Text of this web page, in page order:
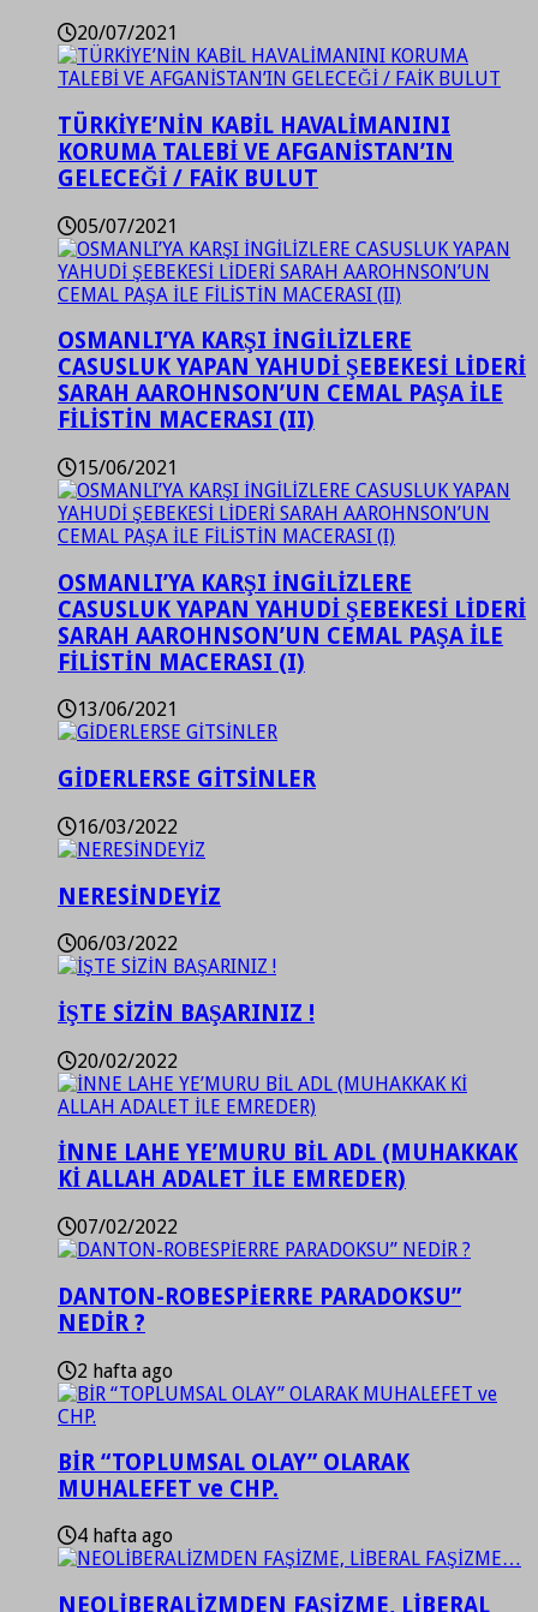
20/07/2021
TÜRKİYE’NİN KABİL HAVALİMANINI
KORUMA TALEBİ VE AFGANİSTAN’IN
GELECEĞİ / FAİK BULUT
05/07/2021
OSMANLI’YA KARŞI İNGİLİZLERE
CASUSLUK YAPAN YAHUDİ ŞEBEKESİ LİDERİ
SARAH AAROHNSON’UN CEMAL PAŞA İLE
FİLİSTİN MACERASI (II)
15/06/2021
OSMANLI’YA KARŞI İNGİLİZLERE
CASUSLUK YAPAN YAHUDİ ŞEBEKESİ LİDERİ
SARAH AAROHNSON’UN CEMAL PAŞA İLE
FİLİSTİN MACERASI (I)
13/06/2021
GİDERLERSE GİTSİNLER
16/03/2022
NERESİNDEYİZ
06/03/2022
İŞTE SİZİN BAŞARINIZ !
20/02/2022
İNNE LAHE YE’MURU BİL ADL (MUHAKKAK
Kİ ALLAH ADALET İLE EMREDER)
07/02/2022
DANTON-ROBESPİERRE PARADOKSU”
NEDİR ?
2 hafta ago
BİR “TOPLUMSAL OLAY” OLARAK
MUHALEFET ve CHP.
4 hafta ago
NEOLİBERALİZMDEN FAŞİZME, LİBERAL